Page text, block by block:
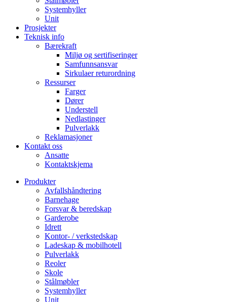
Systemhyller
Unit
Prosjekter
Teknisk info
Bærekraft
Miljø og sertifiseringer
Samfunnsansvar
Sirkulaer returordning
Ressurser
Farger
Dører
Understell
Nedlastinger
Pulverlakk
Reklamasjoner
Kontakt oss
Ansatte
Kontaktskjema
Produkter
Avfallshåndtering
Barnehage
Forsvar & beredskap
Garderobe
Idrett
Kontor- / verkstedskap
Ladeskap & mobilhotell
Pulverlakk
Reoler
Skole
Stålmøbler
Systemhyller
Unit